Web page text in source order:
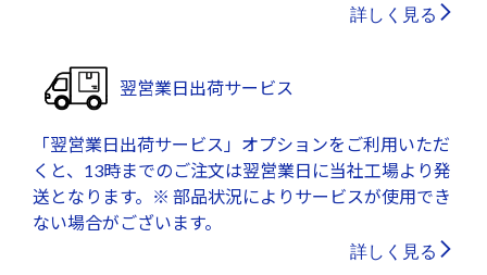
詳しく見る
翌営業日出荷サービス
「翌営業日出荷サービス」オプションをご利用いただ
くと、13時までのご注文は翌営業日に当社工場より発
送となります。※ 部品状況によりサービスが使用でき
ない場合がございます。
詳しく見る